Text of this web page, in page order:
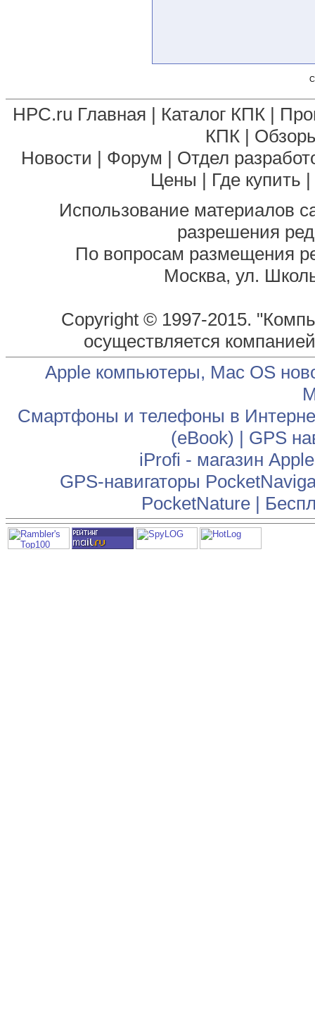
HPC.ru Главная | Каталог КПК |
КПК |
Новости | Форум | Отдел
Цены | Где купить |
Использование материалов
разрешения
По вопросам размещения
Москва, ул.
Copyright © 1997-2015.
осуществляется
Apple компьютеры, Mac OS
Смартфоны и телефоны в
(eBook) | GPS
iProfi - магазин
GPS-навигаторы
PocketNature|